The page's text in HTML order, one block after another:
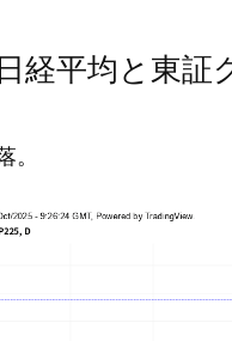
経平均と東証
。